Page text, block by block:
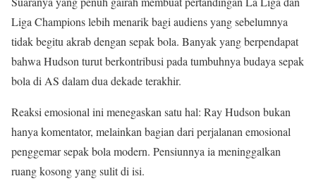
Liga Champions lebih menarik bagi audiens yang sebelumnya
tidak begitu akrab dengan sepak bola. Banyak yang berpendapat
bahwa Hudson turut berkontribusi pada tumbuhnya budaya sepak
bola di AS dalam dua dekade terakhir.
Reaksi emosional ini menegaskan satu hal: Ray Hudson bukan
hanya komentator, melainkan bagian dari perjalanan emosional
penggemar sepak bola modern. Pensiunnya ia meninggalkan
ruang kosong yang sulit di isi.